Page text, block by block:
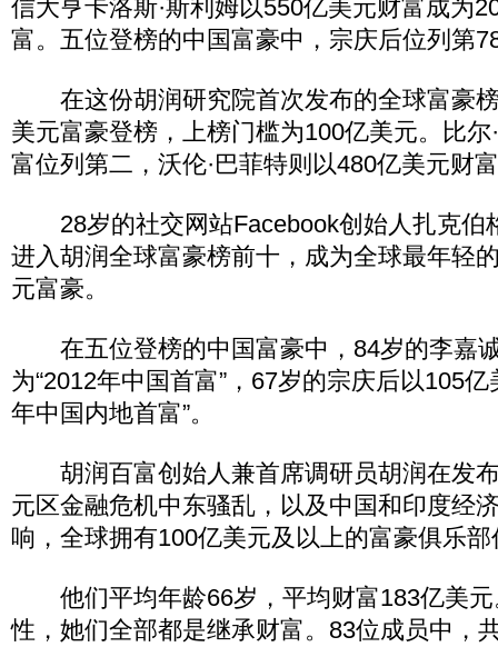
信大亨卡洛斯·斯利姆以550亿美元财富成为
富。五位登榜的中国富豪中，宗庆后位列第
在这份胡润研究院首次发布的全球富豪
美元富豪登榜，上榜门槛为100亿美元。比尔
富位列第二，沃伦·巴菲特则以480亿美元财
28岁的社交网站Facebook创始人扎克伯
进入胡润全球富豪榜前十，成为全球最年轻
元富豪。
在五位登榜的中国富豪中，84岁的李嘉
为“2012年中国首富”，67岁的宗庆后以105
年中国内地首富”。
胡润百富创始人兼首席调研员胡润在发
元区金融危机中东骚乱，以及中国和印度经
响，全球拥有100亿美元及以上的富豪俱乐
他们平均年龄66岁，平均财富183亿美元
性，她们全部都是继承财富。83位成员中，